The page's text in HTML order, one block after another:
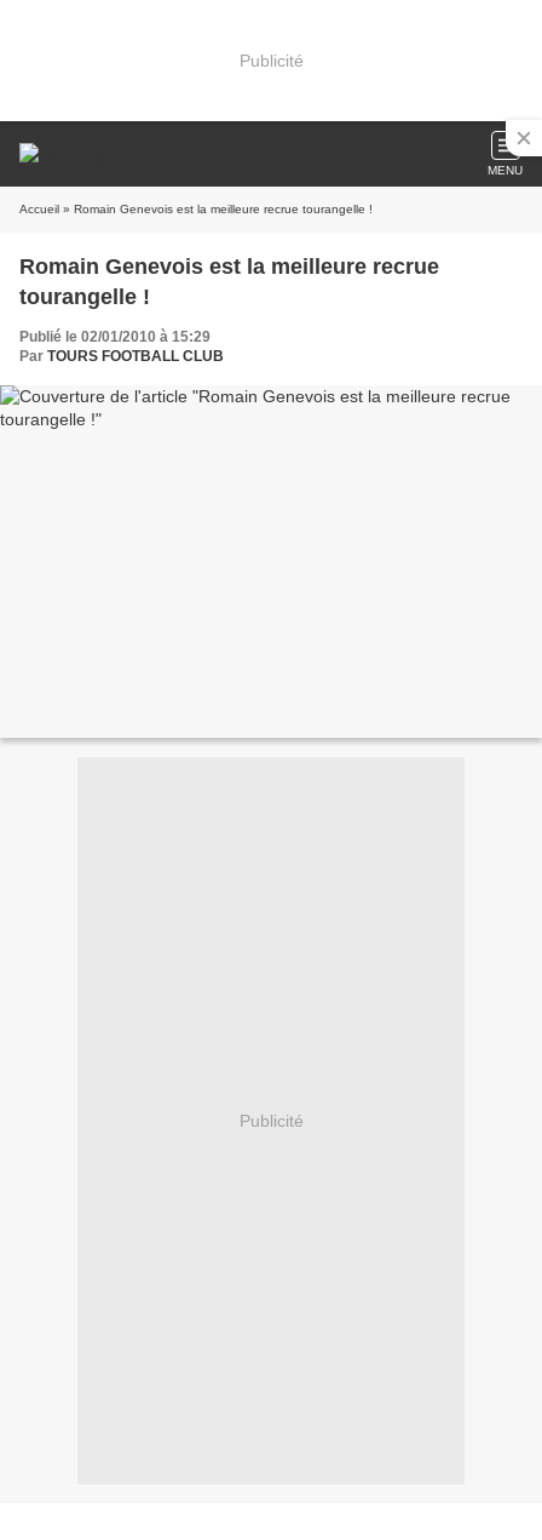
Publicité
MENU
Accueil » Romain Genevois est la meilleure recrue tourangelle !
Romain Genevois est la meilleure recrue
tourangelle !
Publié le 02/01/2010 à 15:29
Par TOURS FOOTBALL CLUB
Publicité